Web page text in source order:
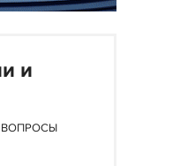
и
ВОПРОСЫ